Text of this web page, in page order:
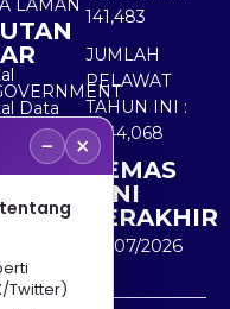
LAMAN
Data
Awam
141,483
JUMLAH
PELAWAT
TAHUN INI :
5,544,068
KEMAS
KINI
TERAKHIR
30/07/2026
− ×
Twitter)